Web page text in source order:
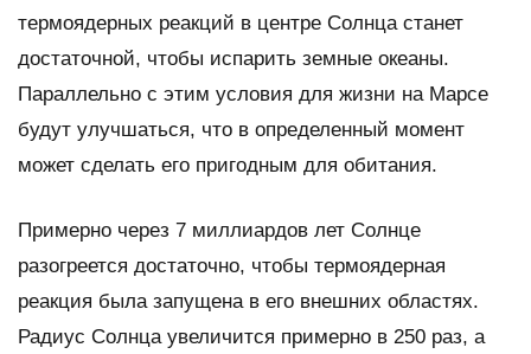
термоядерных реакций в центре Солнца станет
достаточной, чтобы испарить земные океаны.
Параллельно с этим условия для жизни на Марсе
будут улучшаться, что в определенный момент
может сделать его пригодным для обитания.
Примерно через 7 миллиардов лет Солнце
разогреется достаточно, чтобы термоядерная
реакция была запущена в его внешних областях.
Радиус Солнца увеличится примерно в 250 раз, а